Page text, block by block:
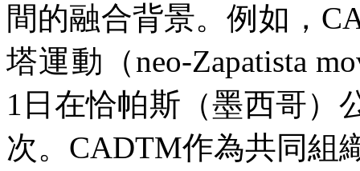
間的融合背景。例如，
塔運動（neo-Zapatista
1 日在恰帕斯（墨西哥）
次。 CADTM作為共同組